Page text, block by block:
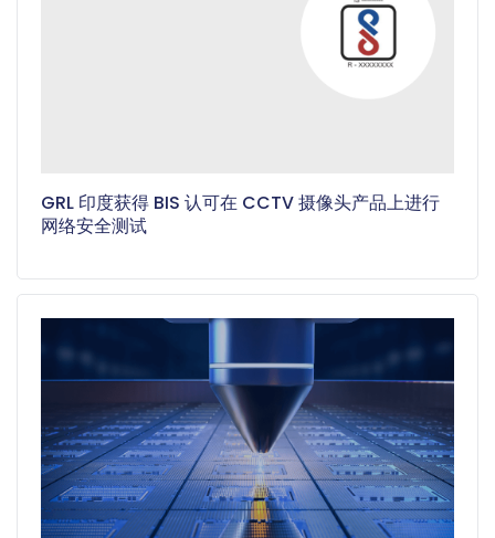
GRL 印度获得 BIS 认可在 CCTV 摄像头产品上进行
网络安全测试